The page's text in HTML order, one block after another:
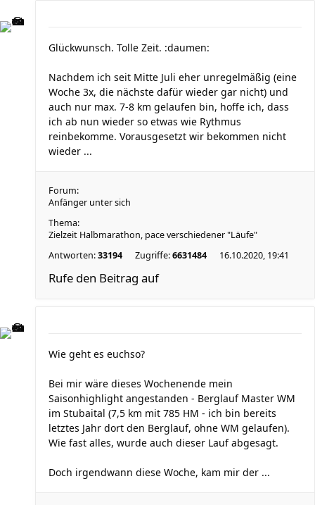
Glückwunsch. Tolle Zeit. :daumen:
Nachdem ich seit Mitte Juli eher unregelmäßig (eine
Woche 3x, die nächste dafür wieder gar nicht) und
auch nur max. 7-8 km gelaufen bin, hoffe ich, dass
ich ab nun wieder so etwas wie Rythmus
reinbekomme. Vorausgesetzt wir bekommen nicht
wieder ...
Forum:
Anfänger unter sich
Thema:
Zielzeit Halbmarathon, pace verschiedener "Läufe"
Antworten:33194 Zugriffe:6631484 16.10.2020, 19:41
Rufe den Beitrag auf
Wie geht es euchso?
Bei mir wäre dieses Wochenende mein
Saisonhighlight angestanden - Berglauf Master WM
im Stubaital (7,5 km mit 785 HM - ich bin bereits
letztes Jahr dort den Berglauf, ohne WM gelaufen).
Wie fast alles, wurde auch dieser Lauf abgesagt.
Doch irgendwann diese Woche, kam mir der ...